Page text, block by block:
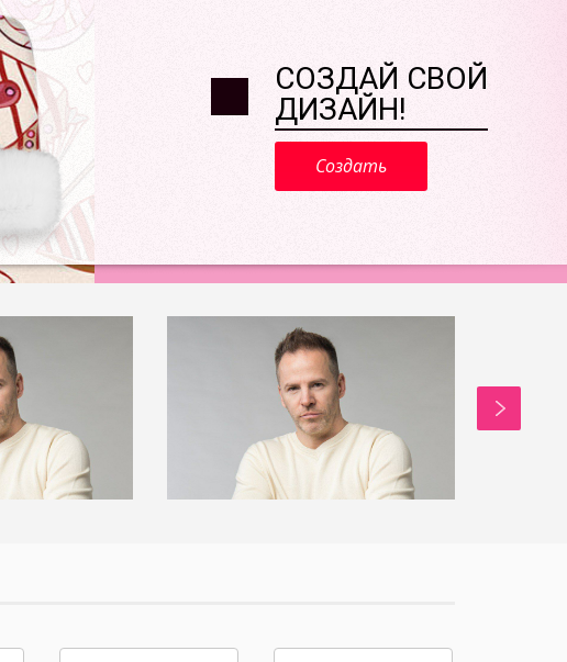
СОЗДАЙ СВОЙ
ДИЗАЙН!
Создать